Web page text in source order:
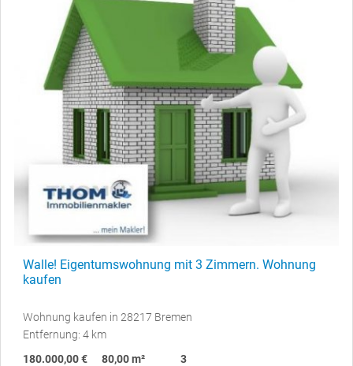
Walle! Eigentumswohnung mit 3 Zimmern. Wohnung
kaufen
Wohnung kaufen in 28217 Bremen
Entfernung: 4 km
180.000,00 €
80,00 m² 3